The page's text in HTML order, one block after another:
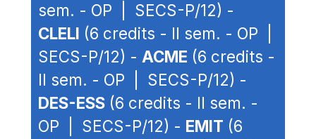
sem. - OP | SECS-P/12) -
CLELI (6 credits - II sem. - OP |
SECS-P/12) - ACME (6 credits -
II sem. - OP | SECS-P/12) -
DES-ESS (6 credits - II sem. -
OP | SECS-P/12) - EMIT (6